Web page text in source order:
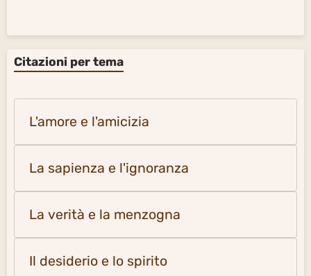
Citazioni per tema
L'amore e l'amicizia
La sapienza e l'ignoranza
La verità e la menzogna
Il desiderio e lo spirito